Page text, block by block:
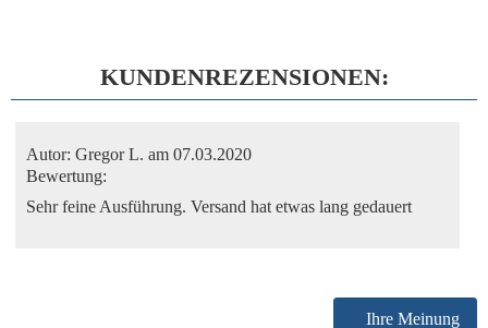
KUNDENREZENSIONEN:
Autor: Gregor L. am 07.03.2020
Bewertung:
Sehr feine Ausführung. Versand hat etwas lang gedauert
Ihre Meinung